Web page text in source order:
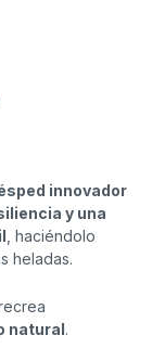
innovador
y una
, haciéndolo
heladas.
natural.